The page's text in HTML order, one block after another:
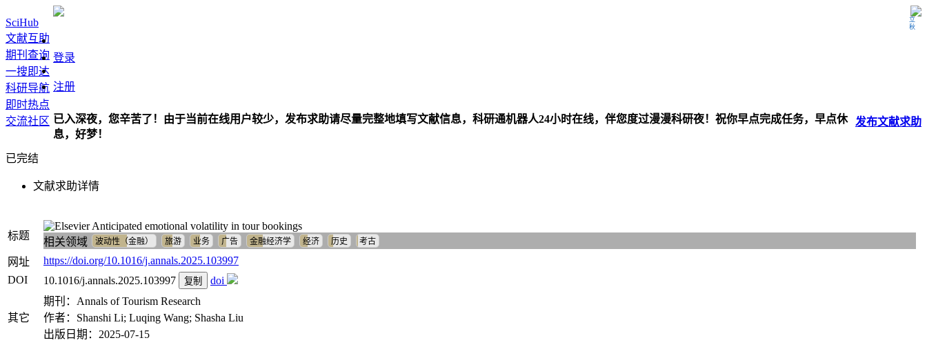
立秋
SciHub
文献互助
期刊查询
一搜即达
科研导航
即时热点
交流社区
登录
注册
发布文献求助
已入深夜，您辛苦了！由于当前在线用户较少，发布求助请尽量完整地填写文献信息，科研通机器人24小时在线，伴您度过漫漫科研夜！祝你早点完成任务，早点休
息，好梦！
已完结
文献求助详情
标题
Anticipated emotional volatility in tour bookings
相关领域
波动性（金融） 旅游 业务 广告 金融经济学 经济 历史 考古
网址
https://doi.org/10.1016/j.annals.2025.103997
DOI
10.1016/j.annals.2025.103997 复制 doi
其它
期刊：Annals of Tourism Research
作者：Shanshi Li; Luqing Wang; Shasha Liu
出版日期：2025-07-15